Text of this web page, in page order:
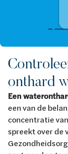
onthard
Een
een van de
concentratie
spreekt over de